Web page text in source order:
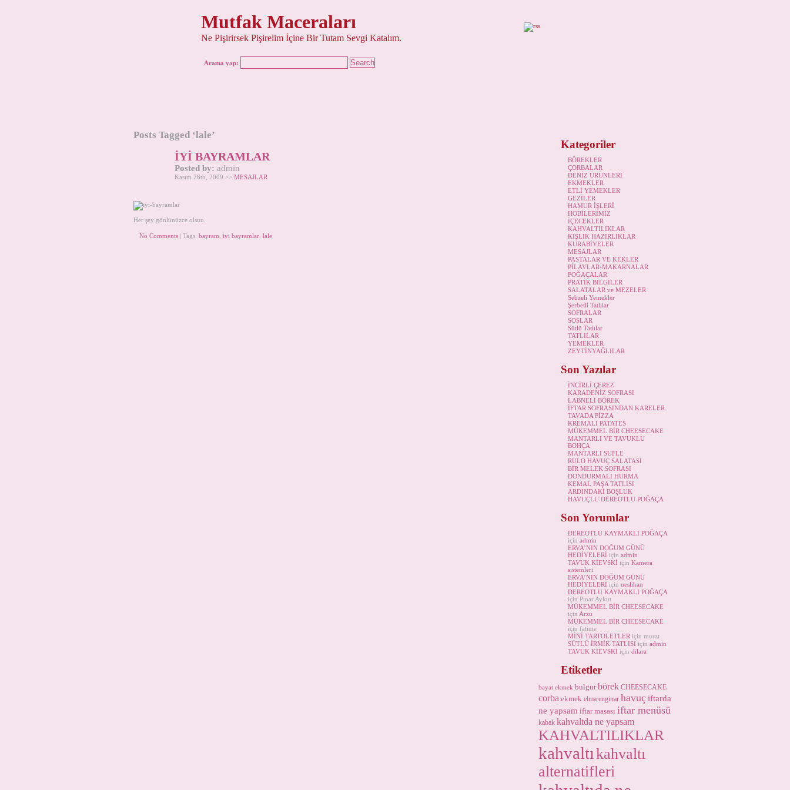
Mutfak Maceraları
Ne Pişirirsek Pişirelim İçine Bir Tutam Sevgi Katalım.
Arama yap:
Posts Tagged ‘lale’
İYİ BAYRAMLAR
Posted by: admin
Kasım 26th, 2009 >> MESAJLAR
Her şey gönlünüzce olsun.
No Comments | Tags: bayram iyi bayramlar lale
Kategoriler
BÖREKLER
ÇORBALAR
DENİZ ÜRÜNLERİ
EKMEKLER
ETLİ YEMEKLER
GEZİLER
HAMUR İŞLERİ
HOBİLERİMİZ
İÇECEKLER
KAHVALTILIKLAR
KIŞLIK HAZIRLIKLAR
KURABİYELER
MESAJLAR
PASTALAR VE KEKLER
PİLAVLAR-MAKARNALAR
POĞAÇALAR
PRATİK BİLGİLER
SALATALAR ve MEZELER
Sebzeli Yemekler
Şerbetli Tatlılar
SOFRALAR
SOSLAR
Sütlü Tatlılar
TATLILAR
YEMEKLER
ZEYTİNYAĞLILAR
Son Yazılar
İNCİRLİ ÇEREZ
KARADENİZ SOFRASI
LABNELİ BÖREK
İFTAR SOFRASINDAN KARELER
TAVADA PİZZA
KREMALI PATATES
MÜKEMMEL BİR CHEESECAKE
MANTARLI VE TAVUKLU
BOHÇA
MANTARLI SUFLE
RULO HAVUÇ SALATASI
BİR MELEK SOFRASI
DONDURMALI HURMA
KEMAL PAŞA TATLISI
ARDINDAKİ BOŞLUK
HAVUÇLU DEREOTLU POĞAÇA
Son Yorumlar
DEREOTLU KAYMAKLI POĞAÇA
için admin
ERVA’NIN DOĞUM GÜNÜ
HEDİYELERİ için admin
TAVUK KİEVSKİ için Kamera
sistemleri
ERVA’NIN DOĞUM GÜNÜ
HEDİYELERİ için neslihan
DEREOTLU KAYMAKLI POĞAÇA
için Pınar Aykut
MÜKEMMEL BİR CHEESECAKE
için Arzu
MÜKEMMEL BİR CHEESECAKE
için fatime
MİNİ TARTOLETLER için murat
SÜTLÜ İRMİK TATLISI için admin
TAVUK KİEVSKİ için dilara
Etiketler
bayat ekmek bulgur börek CHEESECAKE
corba ekmek elma enginar havuçiftarda
ne yapsam iftar masası iftar menüsü
kabak kahvaltda ne yapsam
KAHVALTILIKLAR
kahvaltıkahvaltı
alternatifleri